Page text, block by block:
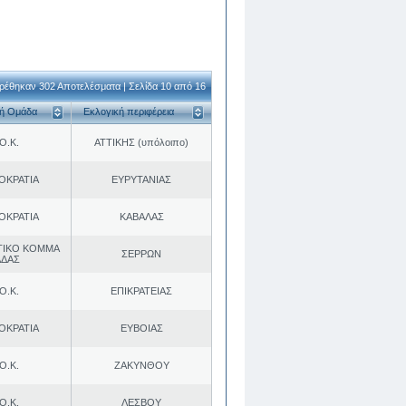
302 Αποτελέσματα | Σελίδα 10 από 16
Ομάδα Εκλογική περιφέρεια
ΑΤΤΙΚΗΣ (υπόλοιπο)
ΕΥΡΥΤΑΝΙΑΣ
ΚΑΒΑΛΑΣ
ΚΟΜΜΑ
ΣΕΡΡΩΝ
ΕΠΙΚΡΑΤΕΙΑΣ
ΕΥΒΟΙΑΣ
ΖΑΚΥΝΘΟΥ
ΛΕΣΒΟΥ